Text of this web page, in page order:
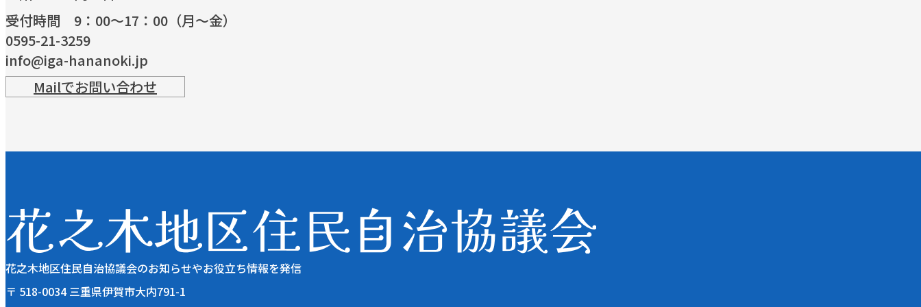
受付時間 9：00～17：00（月～金）
0595-21-3259
info@iga-hananoki.jp
Mailでお問い合わせ
花之木地区住民自治協議会のお知らせやお役立ち情報を発信
〒 518-0034 三重県伊賀市大内791-1